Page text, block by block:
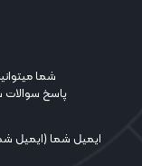
شما
پاسخ سوالات
ایمیل شما (ایمیل